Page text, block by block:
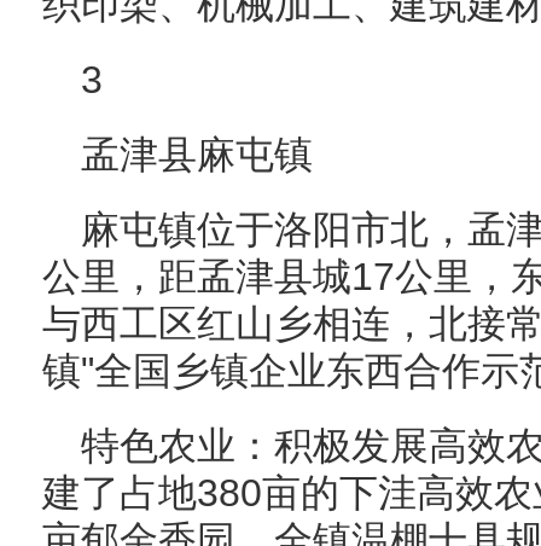
3
孟津县麻屯镇
麻屯镇位于洛阳市北，孟
公里，距孟津县城17公里，
与西工区红山乡相连，北接
镇"全国乡镇企业东西合作示
特色农业：积极发展高效
建了占地380亩的下洼高效